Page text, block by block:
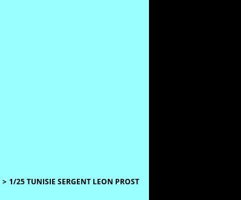
> 1/25 TUNISIE SERGENT LEON PROST